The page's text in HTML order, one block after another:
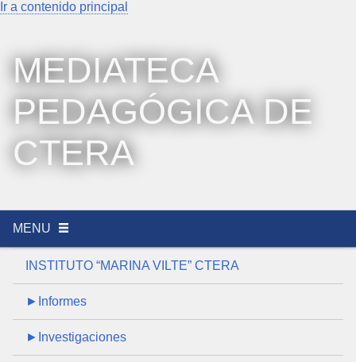
Ir a contenido principal
MEDIATECA
PEDAGÓGICA DE
CTERA
MENU
INSTITUTO “MARINA VILTE” CTERA
►Informes
►Investigaciones